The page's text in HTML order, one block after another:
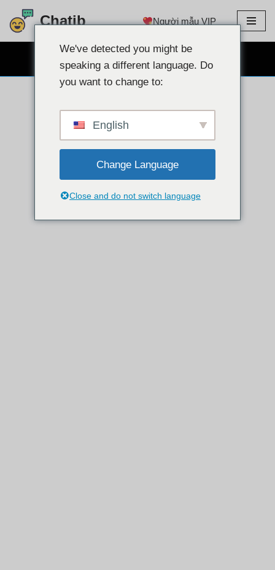
Chuyển
dung
Chatib Người mẫu VIP
We've detected you might be
speaking a different language. Do
you want to change to:
English
Change Language
Close and do not switch language